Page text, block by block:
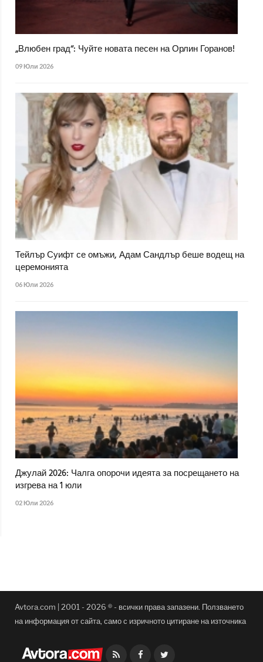
„Влюбен град“: Чуйте новата песен на Орлин Горанов!
09 Юли 2026
Тейлър Суифт се омъжи, Адам Сандлър беше водещ на
церемонията
06 Юли 2026
Джулай 2026: Чалга опорочи идеята за посрещането на
изгрева на 1 юли
02 Юли 2026
Avtora.com | 2001 - 2026 ® - всички права запазени. Ползването
на информация от сайта, само с изричното цитиране на източника
Facebook